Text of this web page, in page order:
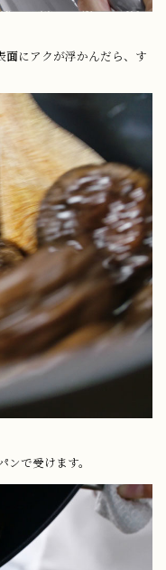
面にアクが浮かんだら、す
で受けます。